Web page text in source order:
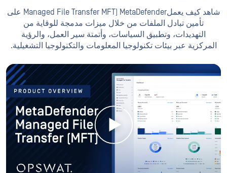
شاهد كيف يعملManaged File Transfer MFT) MetaDefender على
تأمين تبادل الملفات من خلال ميزات مدمجة للوقاية من
التهديدات، وتطبيق السياسات، وأتمتة سير العمل، والرؤية
المركزية عبر بيئات تكنولوجيا المعلومات والتكنولوجيا التشغيلية.